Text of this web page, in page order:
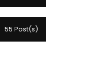
55 Post(s)